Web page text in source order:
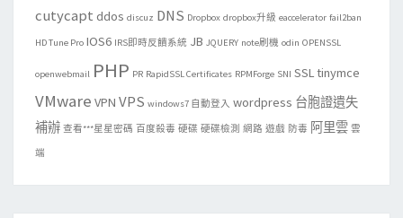
cutycapt ddos discuz DNS Dropbox dropbox升級 eaccelerator fail2ban
HD Tune Pro IOS6 IRS即時反饋系統 JB JQUERY note刷機 odin OPENSSL
openwebmail PHP PR RapidSSL Certificates RPMForge SNI SSLtinymce
VMware VPN VPS windows7 自動登入 wordpress 台胞證遺失
補辦 查看***星星密碼 百度殺毒 硬碟 硬碟檢測 網路 遊戲 防毒 阿里雲 雲
端